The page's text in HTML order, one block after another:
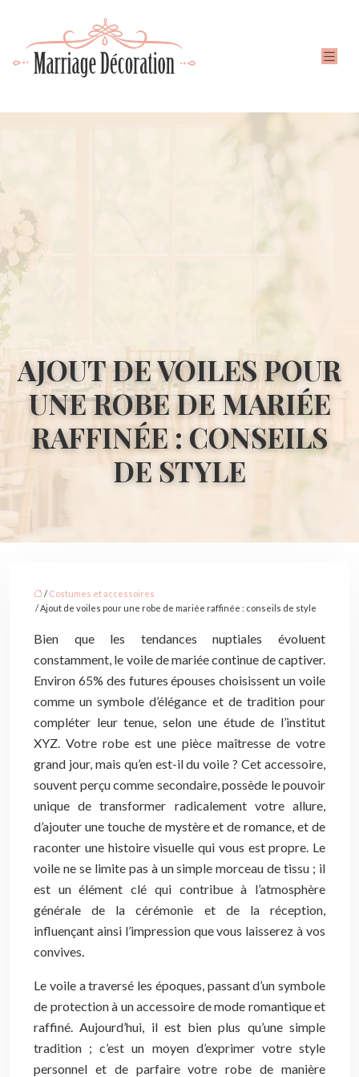
AJOUT DE VOILES POUR
UNE ROBE DE MARIÉE
RAFFINÉE : CONSEILS
DE STYLE
/ Costumes et accessoires
/ Ajout de voiles pour une robe de mariée raffinée : conseils de style
Bien que les tendances nuptiales évoluent
constamment, le voile de mariée continue de captiver.
Environ 65% des futures épouses choisissent un voile
comme un symbole d’élégance et de tradition pour
compléter leur tenue, selon une étude de l’institut
XYZ. Votre robe est une pièce maîtresse de votre
grand jour, mais qu’en est-il du voile ? Cet accessoire,
souvent perçu comme secondaire, possède le pouvoir
unique de transformer radicalement votre allure,
d’ajouter une touche de mystère et de romance, et de
raconter une histoire visuelle qui vous est propre. Le
voile ne se limite pas à un simple morceau de tissu ; il
est un élément clé qui contribue à l’atmosphère
générale de la cérémonie et de la réception,
influençant ainsi l’impression que vous laisserez à vos
convives.
Le voile a traversé les époques, passant d’un symbole
de protection à un accessoire de mode romantique et
raffiné. Aujourd’hui, il est bien plus qu’une simple
tradition ; c’est un moyen d’exprimer votre style
personnel et de parfaire votre robe de manière